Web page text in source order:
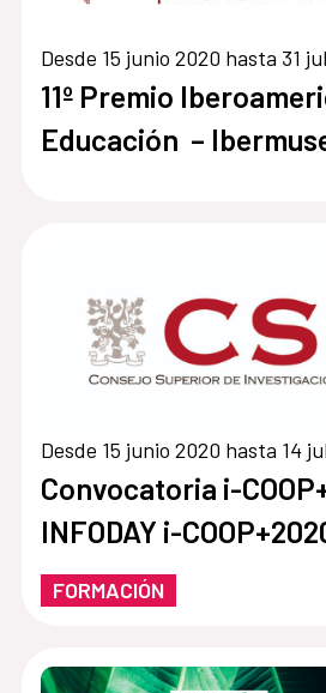
Desde 15 junio 2020 hasta 31
11º Premio
Educación –
Desde 15 junio 2020 hasta 14
Convocatoria i-
INFODAY i-
FORMACIÓN